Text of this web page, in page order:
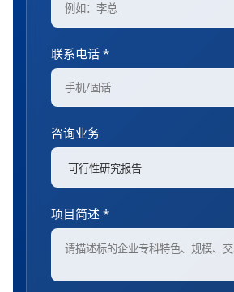
联系电话 *
咨询业务
项目简述 *